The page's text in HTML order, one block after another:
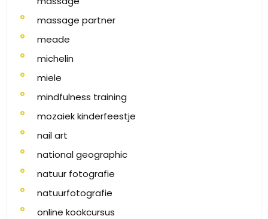
massage partner
meade
michelin
miele
mindfulness training
mozaiek kinderfeestje
nail art
national geographic
natuur fotografie
natuurfotografie
online kookcursus